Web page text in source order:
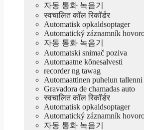
자동 통화 녹음기
स्वचालित कॉल रिकॉर्डर
Automatisk opkaldsoptager
Automatický záznamník
자동 통화 녹음기
Automatski snimač poziva
Automaatne kõnesalvesti
recorder ng tawag
Automaattinen puhelun tallenni
Gravadora de chamadas auto
स्वचालित कॉल रिकॉर्डर
Automatisk opkaldsoptager
Automatický záznamník
자동 통화 녹음기